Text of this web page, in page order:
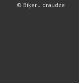
© Biķeru draudze